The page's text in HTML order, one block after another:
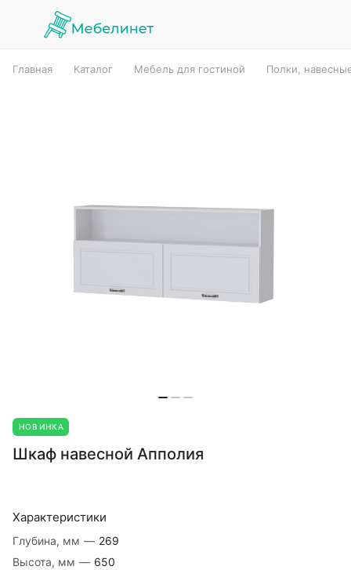
Главная Каталог Мебель для гостиной Полки,
НОВИНКА
Шкаф навесной Апполия
Характеристики
Глубина, мм — 269
Высота, мм — 650